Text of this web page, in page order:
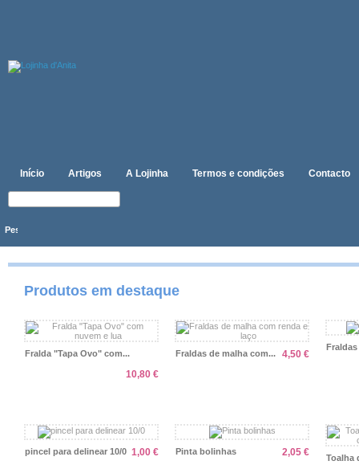
Início Artigos A Lojinha Termos e condições Contacto
Produtos em destaque
Fralda "Tapa Ovo" com...
10,80 €
Fraldas de malha com... 4,50 €
pincel para delinear 10/0 1,00 € Pinta bolinhas 2,05 € Toalha